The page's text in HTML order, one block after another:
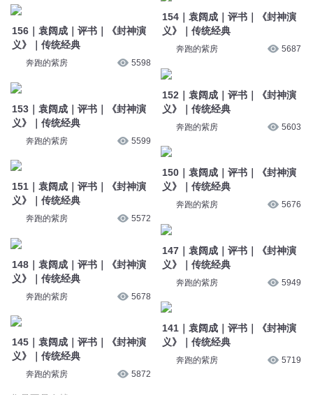
156｜袁阔成｜评书｜《封神演
义》｜传统经典
奔跑的紫房 5598
153｜袁阔成｜评书｜《封神演
义》｜传统经典
奔跑的紫房 5599
151｜袁阔成｜评书｜《封神演
义》｜传统经典
奔跑的紫房 5572
148｜袁阔成｜评书｜《封神演
义》｜传统经典
奔跑的紫房 5678
145｜袁阔成｜评书｜《封神演
义》｜传统经典
奔跑的紫房 5872
154｜袁阔成｜评书｜《封神演
义》｜传统经典
奔跑的紫房 5687
152｜袁阔成｜评书｜《封神演
义》｜传统经典
奔跑的紫房 5603
150｜袁阔成｜评书｜《封神演
义》｜传统经典
奔跑的紫房 5676
147｜袁阔成｜评书｜《封神演
义》｜传统经典
奔跑的紫房 5949
141｜袁阔成｜评书｜《封神演
义》｜传统经典
奔跑的紫房 5719